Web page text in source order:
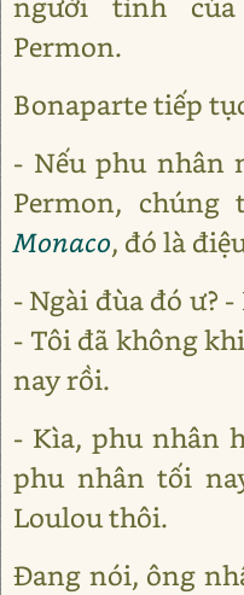
Permon.
Bonaparte tiếp
- Nếu phu nhân
Permon, chúng
Monaco, đó là
- Ngài đùa đó ư?
- Tôi đã không
nay rồi.
- Kìa, phu nhân
phu nhân tối
Loulou thôi.
Đang nói, ông